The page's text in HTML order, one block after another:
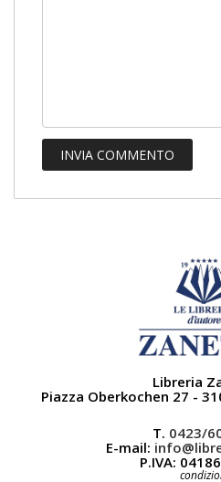
Libreria
Piazza Oberkochen 27 -
T. 0423/
E-mail:
P.IVA: